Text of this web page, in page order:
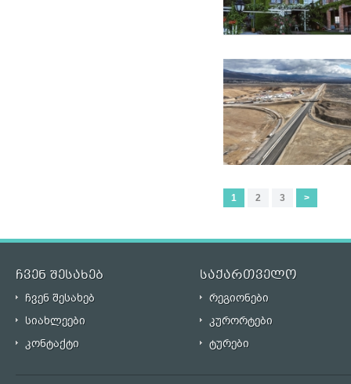
1 2 3 >
ჩვენ შესახებ საქართველო
ჩვენ შესახებ
რეგიონები
სიახლეები
კურორტები
კონტაქტი
ტურები